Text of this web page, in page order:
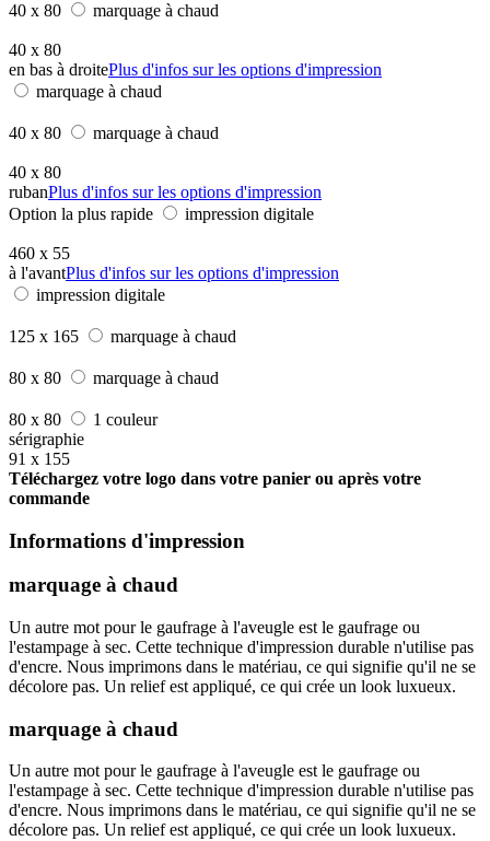
40 x 80 marquage à chaud
40 x 80
en bas à droitePlus d'infos sur les options d'impression
marquage à chaud
40 x 80 marquage à chaud
40 x 80
rubanPlus d'infos sur les options d'impression
Option la plus rapide
impression digitale
460 x 55
à l'avantPlus d'infos sur les options d'impression
impression digitale
125 x 165 marquage à chaud
80 x 80 marquage à chaud
80 x 80
1 couleur
sérigraphie
91 x 155
Téléchargez votre logo dans votre panier ou après votre
commande
Informations d'impression
marquage à chaud
Un autre mot pour le gaufrage à l'aveugle est le gaufrage ou
l'estampage à sec. Cette technique d'impression durable n'utilise pas
d'encre. Nous imprimons dans le matériau, ce qui signifie qu'il ne se
décolore pas. Un relief est appliqué, ce qui crée un look luxueux.
marquage à chaud
Un autre mot pour le gaufrage à l'aveugle est le gaufrage ou
l'estampage à sec. Cette technique d'impression durable n'utilise pas
d'encre. Nous imprimons dans le matériau, ce qui signifie qu'il ne se
décolore pas. Un relief est appliqué, ce qui crée un look luxueux.